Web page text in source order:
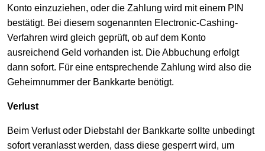
Konto einzuziehen, oder die Zahlung wird mit einem PIN
bestätigt. Bei diesem sogenannten Electronic-Cashing-
Verfahren wird gleich geprüft, ob auf dem Konto
ausreichend Geld vorhanden ist. Die Abbuchung erfolgt
dann sofort. Für eine entsprechende Zahlung wird also die
Geheimnummer der Bankkarte benötigt.
Verlust
Beim Verlust oder Diebstahl der Bankkarte sollte unbedingt
sofort veranlasst werden, dass diese gesperrt wird, um